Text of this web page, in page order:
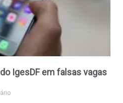
IgesDF em falsas vagas